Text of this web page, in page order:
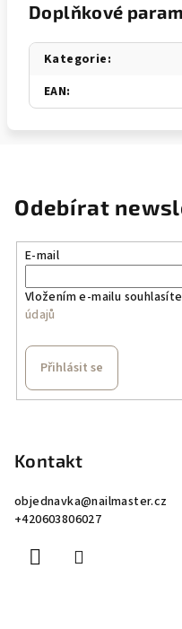
Doplňkové
Kategorie:
EAN:
Odebírat
E-mail
Vložením e-mailu
údajů
Přihlásit se
Kontakt
objednavka@nailmaster.cz
+420603806027